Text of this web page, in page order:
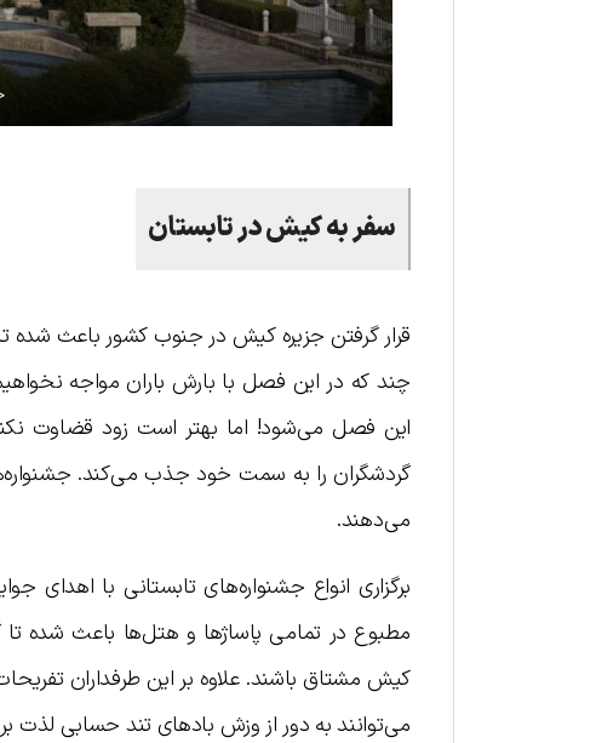
سفر به کیش در تابستان
قرار گرفتن جزیره کیش در جنوب کشور باعث شده
چند که در این فصل با بارش باران مواجه
این فصل می‌شود! اما بهتر است زود قضاوت
می‌دهند.
برگزاری انواع جشنواره‌های تابستانی با اهدای
مطبوع در تمامی پاساژها و هتل‌ها باعث شده
کیش مشتاق باشند. علاوه بر این طرفداران
می‌توانند به دور از وزش بادهای تند حسابی لذت